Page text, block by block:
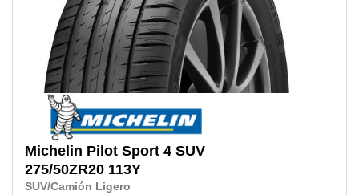
Michelin Pilot Sport 4 SUV
275/50ZR20 113Y
SUV/Camión Ligero